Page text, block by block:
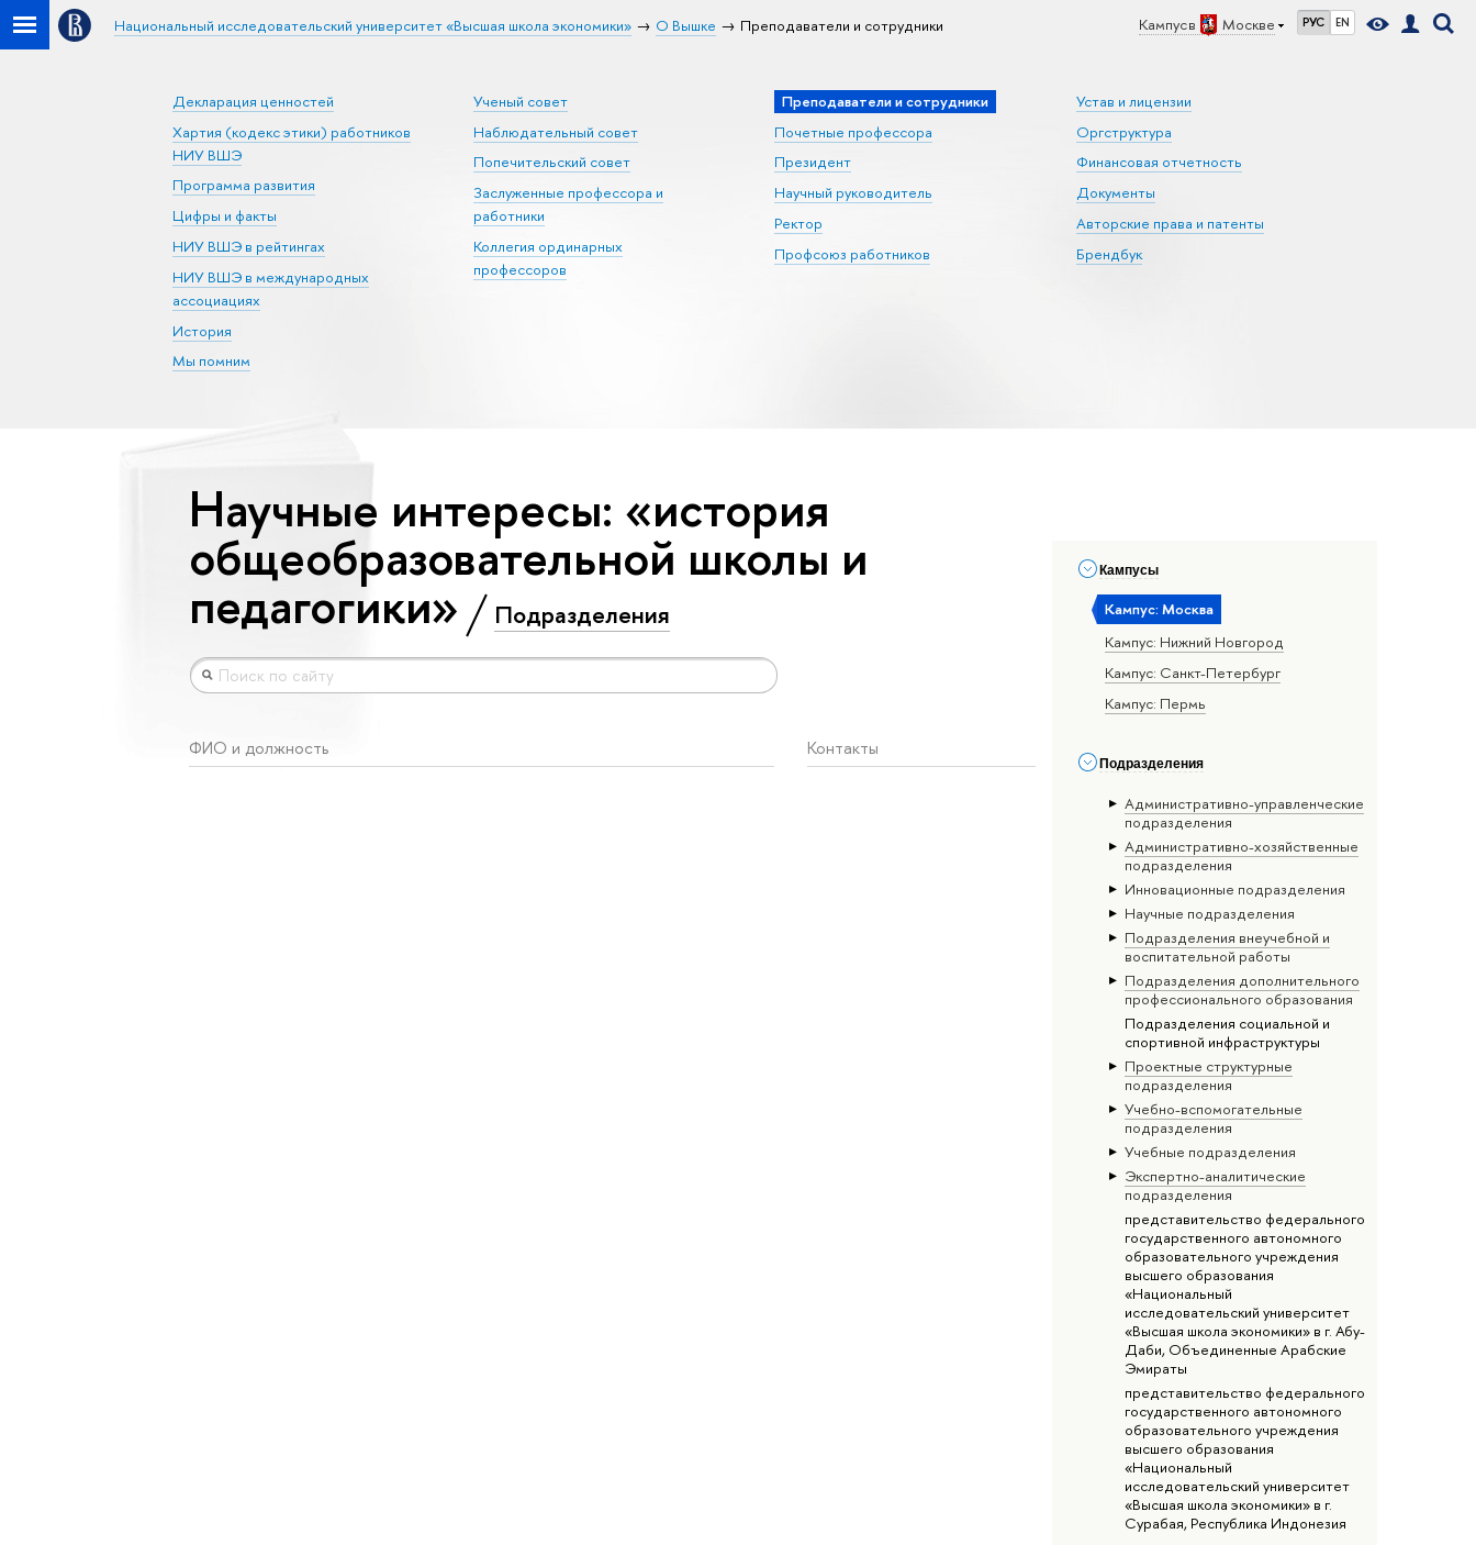
Кампус в Москве РУС EN
Национальный исследовательский университет «Высшая школа экономики» О Вышке Преподаватели и сотрудники
Декларация ценностей
Хартия (кодекс этики) работников
НИУ ВШЭ
Программа развития
Цифры и факты
НИУ ВШЭ в рейтингах
НИУ ВШЭ в международных
ассоциациях
История
Мы помним
Ученый совет
Наблюдательный совет
Попечительский совет
Заслуженные профессора и
работники
Коллегия ординарных
профессоров
Преподаватели и сотрудники
Почетные профессора
Президент
Научный руководитель
Ректор
Профсоюз работников
Устав и лицензии
Оргструктура
Финансовая отчетность
Документы
Авторские права и патенты
Брендбук
Кампусы
Кампус: Москва
Кампус: Нижний Новгород
Кампус: Санкт-Петербург
Кампус: Пермь
Подразделения
Административно-управленческие
подразделения
Административно-хозяйственные
подразделения
Инновационные подразделения
Научные подразделения
Подразделения внеучебной и
воспитательной работы
Подразделения дополнительного
профессионального образования
Подразделения социальной и
спортивной инфраструктуры
Проектные структурные
подразделения
Учебно-вспомогательные
подразделения
Учебные подразделения
Экспертно-аналитические
подразделения
представительство федерального
государственного автономного
образовательного учреждения
высшего образования
«Национальный
исследовательский университет
«Высшая школа экономики» в г. Абу-
Даби, Объединенные Арабские
Эмираты
представительство федерального
государственного автономного
образовательного учреждения
высшего образования
«Национальный
исследовательский университет
«Высшая школа экономики» в г.
Сурабая, Республика Индонезия
Научные интересы: «история
общеобразовательной школы и
педагогики» Подразделения
ФИО и должность Контакты